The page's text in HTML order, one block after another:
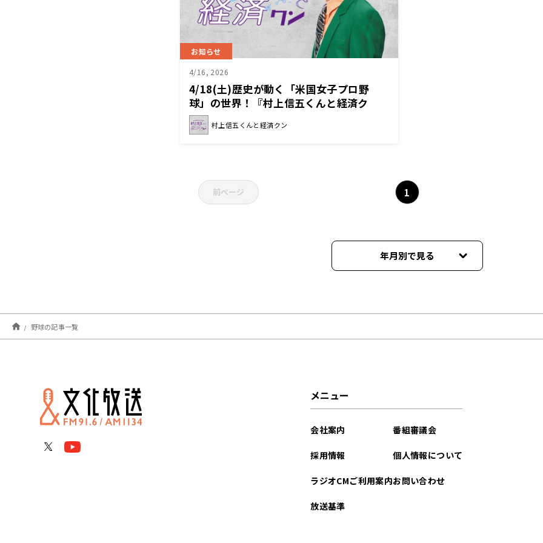
お知らせ
4/16, 2026
4/18(土)歴史が動く「米国女子プロ野
球」の世界！『村上信五くんと経済ク
ン』
村上信五くんと経済クン
前ページ 1
年月別で見る
2025年09月
2025年08月
野球の記事一覧
メニュー
会社案内
採用情報
ラジオCMご利用案内
放送基準
番組審議会
個人情報について
お問い合わせ